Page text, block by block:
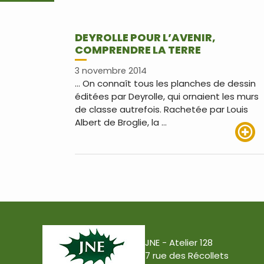
DEYROLLE POUR L’AVENIR,
COMPRENDRE LA TERRE
3 novembre 2014
… On connaît tous les planches de dessin
éditées par Deyrolle, qui ornaient les murs
de classe autrefois. Rachetée par Louis
Albert de Broglie, la …
JNE - Atelier 128
7 rue des Récollets